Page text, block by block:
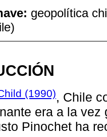
geopolítica
(1990), Chile
era a la
Pinochet ha